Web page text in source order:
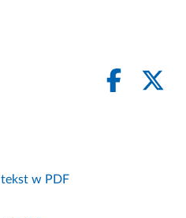
tekst w PDF